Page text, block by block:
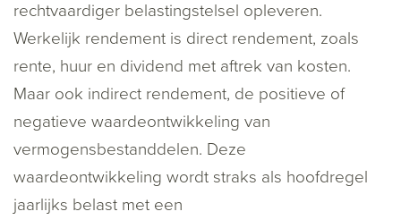
rechtvaardiger belastingstelsel opleveren.
Werkelijk rendement is direct rendement, zoals
rente, huur en dividend met aftrek van kosten.
Maar ook indirect rendement, de positieve of
negatieve waardeontwikkeling van
vermogensbestanddelen. Deze
waardeontwikkeling wordt straks als hoofdregel
jaarlijks belast met een